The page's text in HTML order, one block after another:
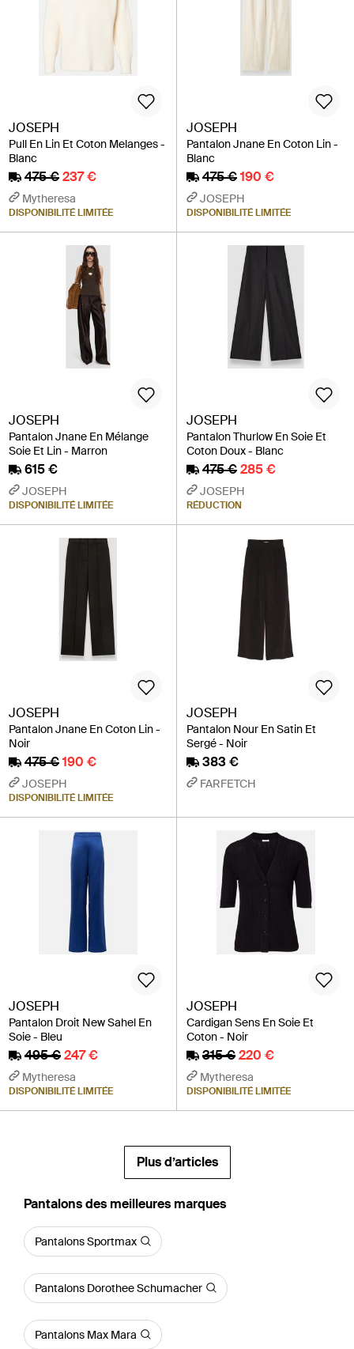
JOSEPH
Pull En Lin Et Coton Melanges -
Blanc
475 €237 €
Mytheresa
DISPONIBILITÉ LIMITÉE
JOSEPH
Pantalon Jnane En Coton Lin -
Blanc
475 €190 €
JOSEPH
DISPONIBILITÉ LIMITÉE
JOSEPH
Pantalon Jnane En Mélange
Soie Et Lin - Marron
615 €
JOSEPH
DISPONIBILITÉ LIMITÉE
JOSEPH
Pantalon Thurlow En Soie Et
Coton Doux - Blanc
475 €285 €
JOSEPH
RÉDUCTION
JOSEPH
Pantalon Jnane En Coton Lin -
Noir
475 €190 €
JOSEPH
DISPONIBILITÉ LIMITÉE
JOSEPH
Pantalon Nour En Satin Et
Sergé - Noir
383 €
FARFETCH
JOSEPH
Pantalon Droit New Sahel En
Soie - Bleu
495 €247 €
Mytheresa
DISPONIBILITÉ LIMITÉE
JOSEPH
Cardigan Sens En Soie Et
Coton - Noir
315 €220 €
Mytheresa
DISPONIBILITÉ LIMITÉE
Plus d’articles
‪Pantalons‬ des meilleures marques
Pantalons Sportmax
Pantalons Dorothee Schumacher
Pantalons Max Mara